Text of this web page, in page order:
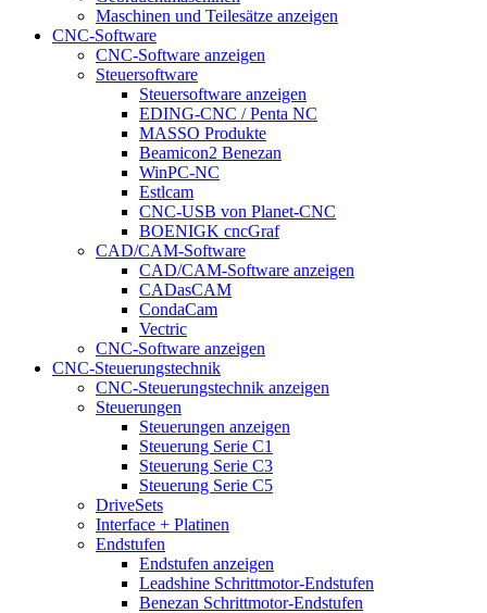
Maschinen und Teilesätze anzeigen
CNC-Software
CNC-Software anzeigen
Steuersoftware
Steuersoftware anzeigen
EDING-CNC / Penta NC
MASSO Produkte
Beamicon2 Benezan
WinPC-NC
Estlcam
CNC-USB von Planet-CNC
BOENIGK cncGraf
CAD/CAM-Software
CAD/CAM-Software anzeigen
CADasCAM
CondaCam
Vectric
CNC-Software anzeigen
CNC-Steuerungstechnik
CNC-Steuerungstechnik anzeigen
Steuerungen
Steuerungen anzeigen
Steuerung Serie C1
Steuerung Serie C3
Steuerung Serie C5
DriveSets
Interface + Platinen
Endstufen
Endstufen anzeigen
Leadshine Schrittmotor-Endstufen
Benezan Schrittmotor-Endstufen